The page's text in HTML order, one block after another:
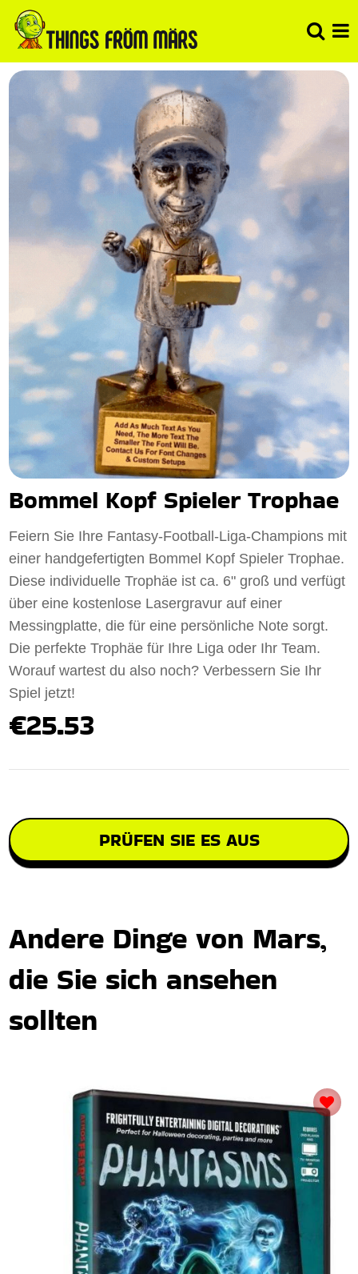
Bommel Kopf Spieler Trophae
Feiern Sie Ihre Fantasy-Football-Liga-Champions mit
einer handgefertigten Bommel Kopf Spieler Trophae.
Diese individuelle Trophäe ist ca. 6" groß und verfügt
über eine kostenlose Lasergravur auf einer
Messingplatte, die für eine persönliche Note sorgt.
Die perfekte Trophäe für Ihre Liga oder Ihr Team.
Worauf wartest du also noch? Verbessern Sie Ihr
Spiel jetzt!
€25.53
PRÜFEN SIE ES AUS
Andere Dinge von Mars,
die Sie sich ansehen
sollten